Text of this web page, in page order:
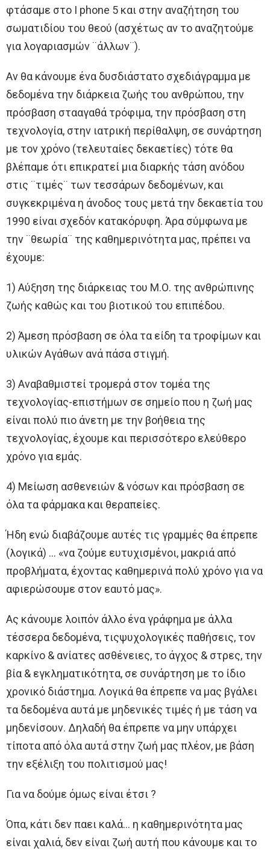
φτάσαμε στο I phone 5 και στην αναζήτηση του
σωματιδίου του θεού (ασχέτως αν το αναζητούμε
για λογαριασμών ¨άλλων¨).
Αν θα κάνουμε ένα δυσδιάστατο σχεδιάγραμμα με
δεδομένα την διάρκεια ζωής του ανθρώπου, την
πρόσβαση στααγαθά τρόφιμα, την πρόσβαση στη
τεχνολογία, στην ιατρική περίθαλψη, σε συνάρτηση
με τον χρόνο (τελευταίες δεκαετίες) τότε θα
βλέπαμε ότι επικρατεί μια διαρκής τάση ανόδου
στις ¨τιμές¨ των τεσσάρων δεδομένων, και
συγκεκριμένα η άνοδος τους μετά την δεκαετία του
1990 είναι σχεδόν κατακόρυφη. Άρα σύμφωνα με
την ¨θεωρία¨ της καθημερινότητα μας, πρέπει να
έχουμε:
1) Αύξηση της διάρκειας του Μ.Ο. της ανθρώπινης
ζωής καθώς και του βιοτικού του επιπέδου.
2) Άμεση πρόσβαση σε όλα τα είδη τα τροφίμων και
υλικών Αγάθων ανά πάσα στιγμή.
3) Αναβαθμιστεί τρομερά στον τομέα της
τεχνολογίας-επιστήμων σε σημείο που η ζωή μας
είναι πολύ πιο άνετη με την βοήθεια της
τεχνολογίας, έχουμε και περισσότερο ελεύθερο
χρόνο για εμάς.
4) Μείωση ασθενειών & νόσων και πρόσβαση σε
όλα τα φάρμακα και θεραπείες.
Ήδη ενώ διαβάζουμε αυτές τις γραμμές θα έπρεπε
(λογικά) … «να ζούμε ευτυχισμένοι, μακριά από
προβλήματα, έχοντας καθημερινά πολύ χρόνο για να
αφιερώσουμε στον εαυτό μας».
Ας κάνουμε λοιπόν άλλο ένα γράφημα με άλλα
τέσσερα δεδομένα, τιςψυχολογικές παθήσεις, τον
καρκίνο & ανίατες ασθένειες, το άγχος & στρες, την
βία & εγκληματικότητα, σε συνάρτηση με το ίδιο
χρονικό διάστημα. Λογικά θα έπρεπε να μας βγάλει
τα δεδομένα αυτά με μηδενικές τιμές ή με τάση να
μηδενίσουν. Δηλαδή θα έπρεπε να μην υπάρχει
τίποτα από όλα αυτά στην ζωή μας πλέον, με βάση
την εξέλιξη του πολιτισμού μας!
Για να δούμε όμως είναι έτσι ?
Όπα, κάτι δεν παει καλά… η καθημερινότητα μας
είναι χαλιά, δεν είναι ζωή αυτή που κάνουμε και το